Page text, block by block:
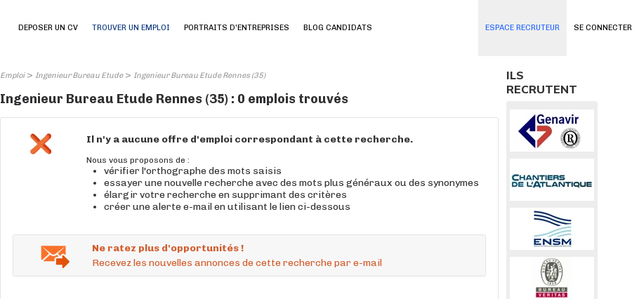
SE CONNECTER
DEPOSER UN CV TROUVER UN EMPLOI PORTRAITS D'ENTREPRISES BLOG CANDIDATS ESPACE RECRUTEUR
Emploi> Ingenieur Bureau Etude> Ingenieur Bureau Etude Rennes (35)
Ingenieur Bureau Etude Rennes (35) : 0 emplois trouvés
Il n'y a aucune offre d'emploi correspondant à cette recherche.
Nous vous proposons de :
vérifier l'orthographe des mots saisis
essayer une nouvelle recherche avec des mots plus généraux ou des synonymes
élargir votre recherche en supprimant des critères
créer une alerte e-mail en utilisant le lien ci-dessous
Ne ratez plus d'opportunités !
Recevez les nouvelles annonces de cette recherche par e-mail
ILS
RECRUTENT